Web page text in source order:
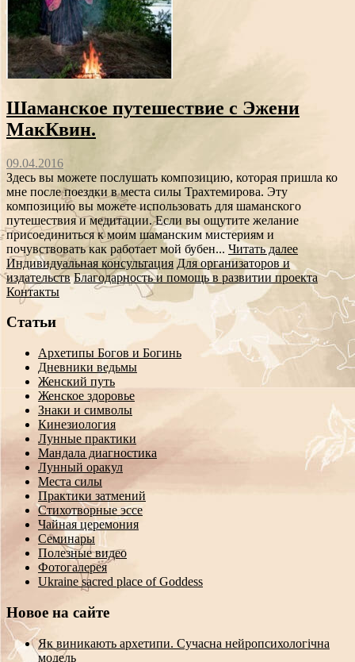
Шаманское путешествие с Эжени
МакКвин.
09.04.2016
Здесь вы можете послушать композицию, которая пришла ко
мне после поездки в места силы Трахтемирова. Эту
композицию вы можете использовать для шаманского
путешествия и медитации. Если вы ощутите желание
присоединиться к моим шаманским мистериям и
почувствовать как работает мой бубен... Читать далее
Индивидуальная консультация Для организаторов и
издательств Благодарность и помощь в развитии проекта
Контакты
Статьи
Архетипы Богов и Богинь
Дневники ведьмы
Женский путь
Женское здоровье
Знаки и символы
Кинезиология
Лунные практики
Мандала диагностика
Лунный оракул
Места силы
Практики затмений
Стихотворные эссе
Чайная церемония
Семинары
Полезные видео
Фотогалерея
Ukraine sacred place of Goddess
Новое на сайте
Як виникають архетипи. Сучасна нейропсихологічна
модель